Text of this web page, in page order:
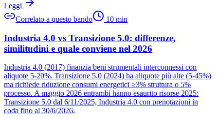
Leggi
Correlato a questo bando
10 min
Industria 4.0 vs Transizione 5.0: differenze,
similitudini e quale conviene nel 2026
Industria 4.0 (2017) finanzia beni strumentali interconnessi con
aliquote 5-20%. Transizione 5.0 (2024) ha aliquote più alte (5-45%)
ma richiede riduzione consumi energetici ≥3% struttura o 5%
processo. A maggio 2026 entrambi hanno esaurito risorse 2025:
Transizione 5.0 dal 6/11/2025, Industria 4.0 con prenotazioni in
coda fino al 30/6/2026.